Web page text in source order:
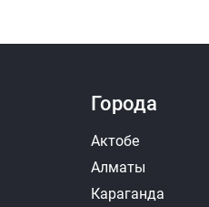
Города
Актобе
Алматы
Караганда